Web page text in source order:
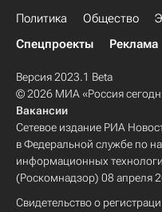
Политика Общество
Спецпроекты
Реклама
Версия 2023.1 Beta
© 2026 МИА «Россия
Вакансии
Сетевое издание РИА
в Федеральной службе по
информационных
(Роскомнадзор) 08 апреля
Свидетельство о